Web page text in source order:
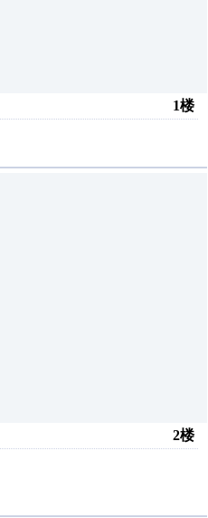
1楼
2楼